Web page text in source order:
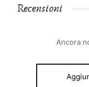
Recensioni
Ancora